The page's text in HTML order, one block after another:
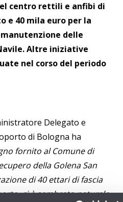
centro rettili e anfibi di
e 40 mila euro per la
delle
Altre iniziative
nel corso del periodo
Delegato e
di Bologna ha
fornito al Comune di
della Golena San
di 40 ettari di fascia
ci è sembrato naturale